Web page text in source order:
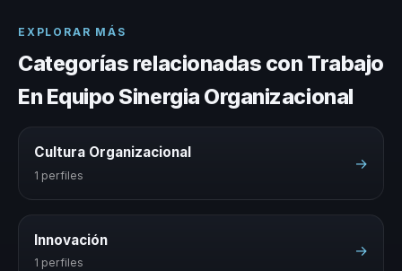
EXPLORAR MÁS
Categorías relacionadas con Trabajo
En Equipo Sinergia Organizacional
Cultura Organizacional
1 perfiles
→
Innovación
1 perfiles
→